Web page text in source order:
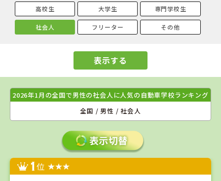
高校生 大学生 専門学校生
社会人 フリーター その他
表示する
2026年1月の全国で男性の社会人に人気の自動車学校ランキング
全国 / 男性 / 社会人
1位